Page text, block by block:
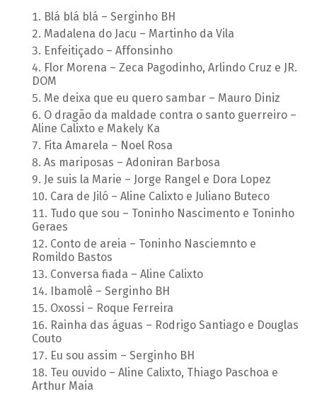
Blá blá blá – Serginho BH
Madalena do Jacu – Martinho da Vila
Enfeitiçado – Affonsinho
Flor Morena – Zeca Pagodinho, Arlindo Cruz e JR.
DOM
Me deixa que eu quero sambar – Mauro Diniz
O dragão da maldade contra o santo guerreiro –
Aline Calixto e Makely Ka
Fita Amarela – Noel Rosa
As mariposas – Adoniran Barbosa
Je suis la Marie – Jorge Rangel e Dora Lopez
Cara de Jiló – Aline Calixto e Juliano Buteco
Tudo que sou – Toninho Nascimento e Toninho
Geraes
Conto de areia – Toninho Nasciemnto e
Romildo Bastos
Conversa fiada – Aline Calixto
Ibamolê – Serginho BH
Oxossi – Roque Ferreira
Rainha das águas – Rodrigo Santiago e Douglas
Couto
Eu sou assim – Serginho BH
Teu ouvido – Aline Calixto, Thiago Paschoa e
Arthur Maia